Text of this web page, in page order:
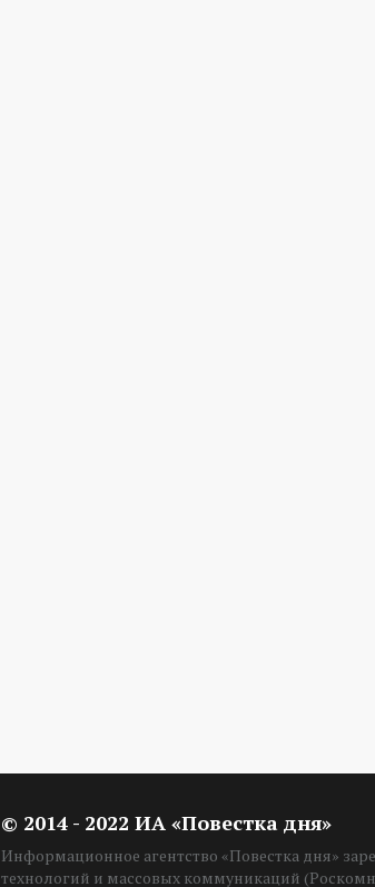
© 2014 - 2022 ИА «Повестка дня»
Информационное агентство «Повестка дня»
технологий и массовых коммуникаций